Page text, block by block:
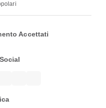
Accettati